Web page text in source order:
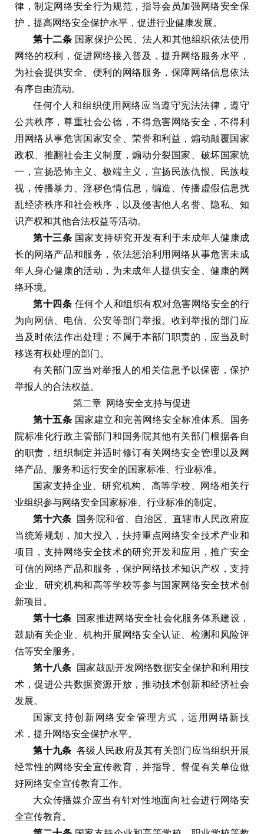
律 ，制定网络安全行为规范 ， 指导会员加强网络安全保
护 ， 提高网络安全保护水平 ， 促进行业健康发展。
第十二条 国家保护公民 、法人和其他组织依法使用
网络的权利
， 促进网络接入普及 ，提升网络服务水平 ，
为社会提供安全
便利的网络服务 ， 保障网络信息依法
有序自由流动。
任何个人和组织使用网络应当遵守宪法法律 ，遵守
公共秩序 ，尊重社会公德 ，不得危害网络安全 ， 不得利
用网络从事危害国家安全
、荣誉和利益 ， 煽动颠覆国家
政权
推翻社会主义制度 ，煽动分裂国家
破坏国家统
一 ，宣扬恐怖主义 、极端主义 ， 宣扬民族仇恨
民族歧
视 ，传播暴力 、淫秽色情信息 ， 编造 、传播虚假信息扰
乱经济秩序和社会秩序 ， 以及侵害他人名誉 隐私 、知
识产权和其他合法权益等活动。
第十三条 国家支持研究开发有利于未成年人健康成
长的网络产品和服务 ，依法惩治利用网络从事危害未成
年人身心健康的活动 ， 为未成年人提供安全 、健康的网
络环境。
第十四条 任何个人和组织有权对危害网络安全的行
为向网信
电信 公安等部门举报。 收到举报的部门应
当及时依法作出处理 ； 不属于本部门职责的 ， 应当及时
移送有权处理的部门 。
有关部门应当对举报人的相关信息予以保密 ，保护
举报人的合法权益。
第二章 网络安全支持与促进
第十五条 国家建立和完善网络安全标准体系。
国务
院标准化行政主管部门和国务院其他有关部门根据各自
的职责 ，组织制定并适时修订有关网络安全管理以及网
络产品
服务和运行安全的国家标准 行业标准。
国家支持企业 、研究机构 高等学校
网络相关行
业组织参与网络安全国家标准
行业标准的制定。
第十六条 国务院和省 自治区
直辖市人民政府应
当统筹规划
， 加大投入 ， 扶持重点网络安全技术产业和
项目
， 支持网络安全技术的研究开发和应用 ，推广安全
可信的网络产品和服务 ， 保护网络技术知识产权 ，支持
企业
研究机构和高等学校等参与国家网络安全技术创
新项目 。
第十七条 国家推进网络安全社会化服务体系建设 ，
鼓励有关企业 、机构开展网络安全认证
检测和风险评
估等安全服务。
第十八条 国家鼓励开发网络数据安全保护和利用技
术 ，促进公共数据资源开放 ， 推动技术创新和经济社会
发展。
国家支持创新网络安全管理方式 ，运用网络新技
术 ， 提升网络安全保护水平。
第十九条 各级人民政府及其有关部门应当组织开展
经常性的网络安全宣传教育 ， 并指导 、督促有关单位做
好网络安全宣传教育工作。
大众传播媒介应当有针对性地面向社会进行网络安
全宣传教育。